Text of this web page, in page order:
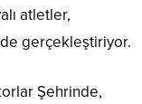
atletler,
gerçekleştiriyor.
Şehrinde,